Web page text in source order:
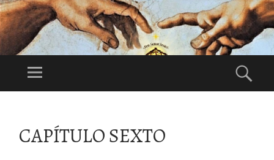
DI
NU
O
1°Domingo de
Menú
CONTENIDO
CAPÍTULO SEXTO